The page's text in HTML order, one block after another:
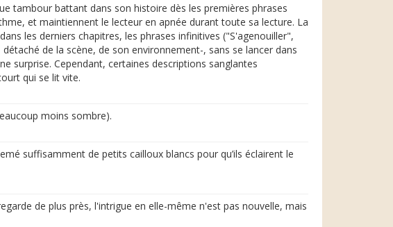
tambour battant dans son histoire dès les premières phrases
et maintiennent le lecteur en apnée durant toute sa lecture. La
les derniers chapitres, les phrases infinitives ("S'agenouiller",
de la scène, de son environnement-, sans se lancer dans
surprise. Cependant, certaines descriptions sanglantes
qui se lit vite.
moins sombre).
suffisamment de petits cailloux blancs pour qu’ils éclairent le
de plus près, l'intrigue en elle-même n'est pas nouvelle, mais